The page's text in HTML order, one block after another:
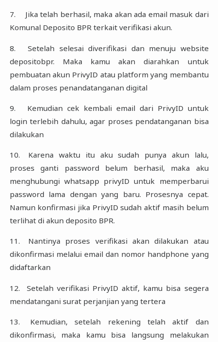
‎7.‎
Jika telah berhasil, maka akan ada email masuk dari
Komunal Deposito BPR terkait ‎verifikasi akun.‎
‎8.‎
Setelah selesai diverifikasi dan menuju website
depositobpr. Maka kamu akan diarahkan ‎untuk
pembuatan akun PrivyID atau platform yang membantu
dalam proses ‎penandatanganan digital
‎9.‎
Kemudian cek kembali email dari PrivyID untuk
login terlebih dahulu, agar proses ‎pendatanganan bisa
dilakukan
‎10.‎
Karena waktu itu aku sudah punya akun lalu,
proses ganti password belum berhasil, ‎maka aku
menghubungi whatsapp privyID untuk memperbarui
password lama dengan ‎yang baru. Prosesnya cepat.
Namun konfirmasi jika PrivyID sudah aktif masih belum
‎terlihat di akun deposito BPR.‎
‎11.‎
Nantinya proses verifikasi akan dilakukan atau
dikonfirmasi melalui email dan nomor ‎handphone yang
didaftarkan
‎12.‎
Setelah verifikasi PrivyID aktif, kamu bisa segera
mendatangani surat perjanjian yang ‎tertera
‎13.‎
Kemudian, setelah rekening telah aktif dan
dikonfirmasi, maka kamu bisa langsung ‎melakukan